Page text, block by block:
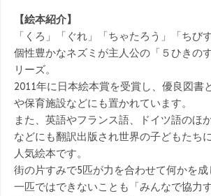
【絵本紹介】
「くろ」「ぐれ」「ちゃたろう」「ちび
個性豊かなネズミが主人公の「５ひきの
リーズ。
2011年に日本絵本賞を受賞し、優良図書
や保育施設などにも置かれています。
また、英語やフランス語、ドイツ語のほ
などにも翻訳出版され世界の子どもたち
人気絵本です。
街の片すみで5匹が力を合わせて何かを成
一匹ではできないことも「みんなで協力